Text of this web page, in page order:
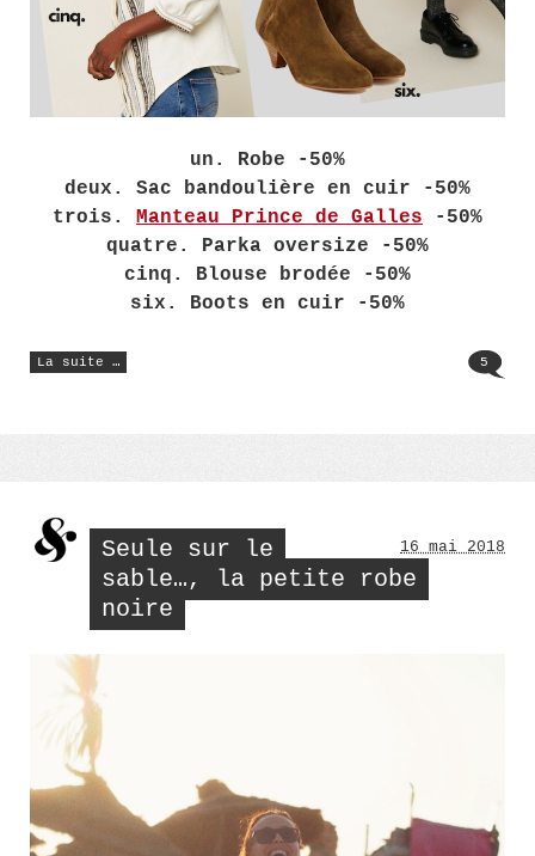
un. Robe -50%
deux. Sac bandoulière en cuir -50%
trois. Manteau Prince de Galles -50%
quatre. Parka oversize -50%
cinq. Blouse brodée -50%
six. Boots en cuir -50%
La suite …
« Ventes
privées,
5
Seule sur le
sable…, la petite robe
noire
16 mai 2018